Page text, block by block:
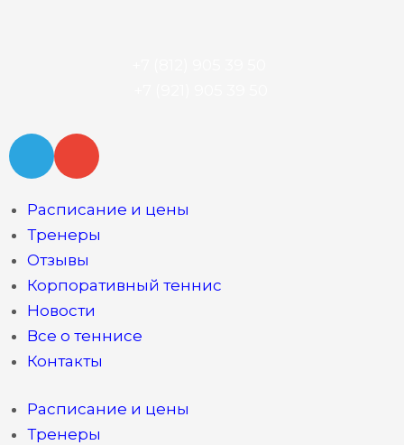
Расписание и цены
Тренеры
Отзывы
Корпоративный теннис
Новости
Все о теннисе
Контакты
Расписание и цены
Тренеры